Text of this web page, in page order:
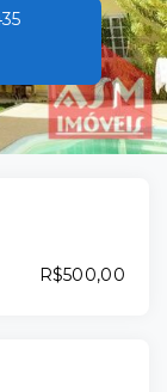
R$500,00